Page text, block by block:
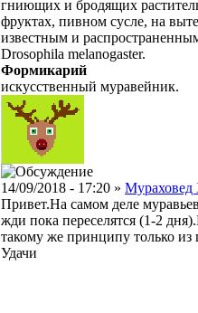
гниющих и бродящих
фруктах, пивном сусле, на
известным и
Drosophila melanogaster.
Формикарий
искусственный муравейник.
14/09/2018 - 17:20 » Мураховед
Привет.На самом деле
жди пока переселятся (1-2
такому же принципу только
Удачи